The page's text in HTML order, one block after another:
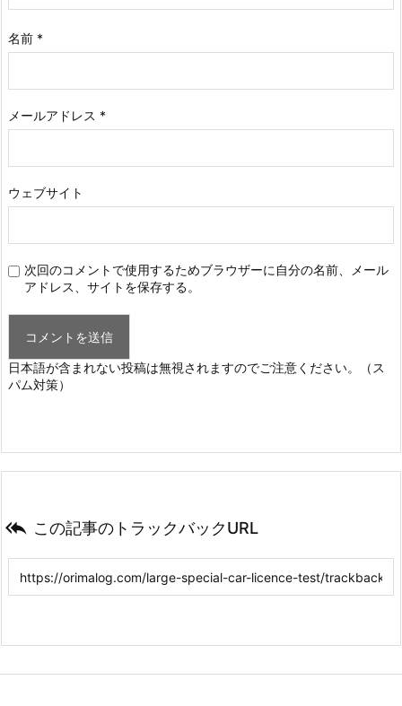
名前 *
メールアドレス *
ウェブサイト
次回のコメントで使用するためブラウザーに自分の名前、メール
アドレス、サイトを保存する。
日本語が含まれない投稿は無視されますのでご注意ください。（ス
パム対策）
 この記事のトラックバックURL